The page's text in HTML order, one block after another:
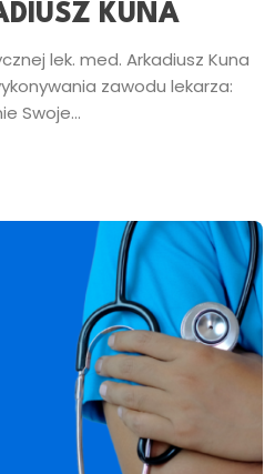
KUNA
lek. med. Arkadiusz Kuna
zawodu lekarza:
Swoje...